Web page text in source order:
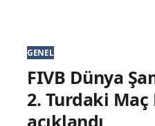
GENEL
FIVB Dünya
2. Turdaki Maç